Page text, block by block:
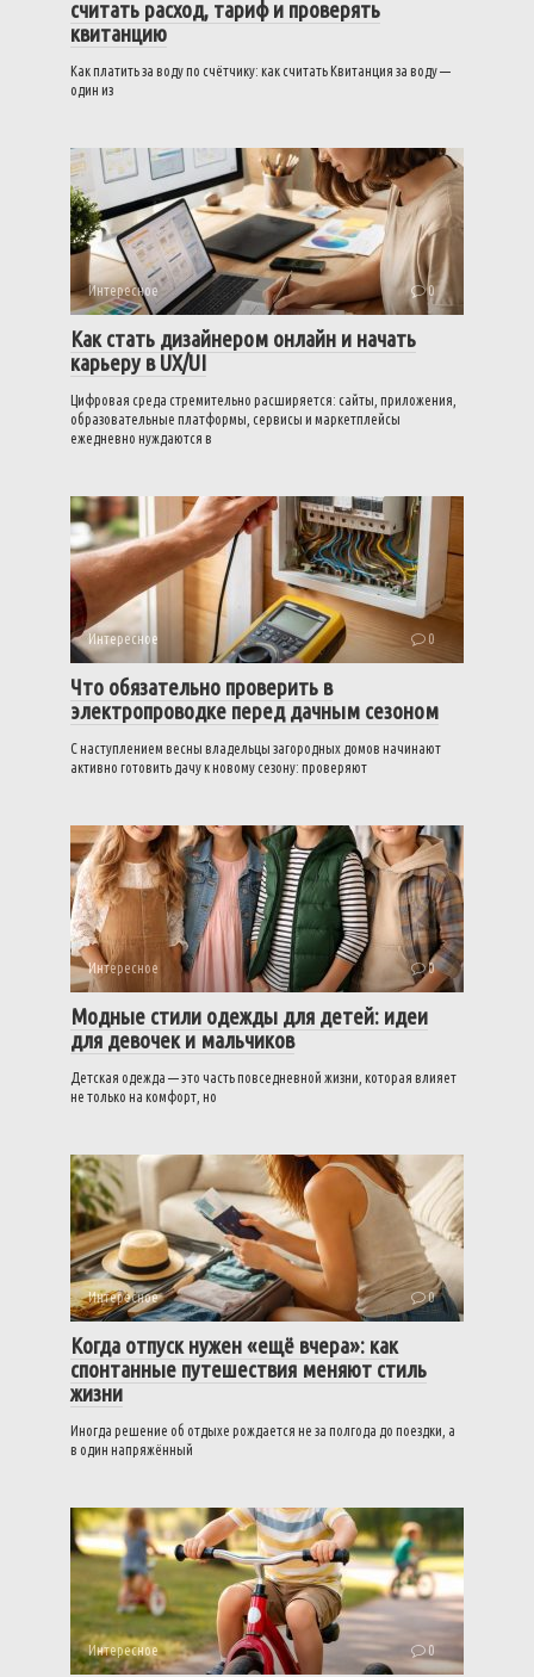
считать расход, тариф и проверять
квитанцию
Как платить за воду по счётчику: как считать Квитанция за воду —
один из
Интересное 0
Как стать дизайнером онлайн и начать
карьеру в UX/UI
Цифровая среда стремительно расширяется: сайты, приложения,
образовательные платформы, сервисы и маркетплейсы
ежедневно нуждаются в
Интересное 0
Что обязательно проверить в
электропроводке перед дачным сезоном
С наступлением весны владельцы загородных домов начинают
активно готовить дачу к новому сезону: проверяют
Интересное 0
Модные стили одежды для детей: идеи
для девочек и мальчиков
Детская одежда — это часть повседневной жизни, которая влияет
не только на комфорт, но
Интересное 0
Когда отпуск нужен «ещё вчера»: как
спонтанные путешествия меняют стиль
жизни
Иногда решение об отдыхе рождается не за полгода до поездки, а
в один напряжённый
Интересное 0